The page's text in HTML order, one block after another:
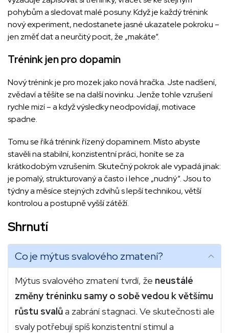
pohybům a sledovat malé posuny. Když je každý trénink
nový experiment, nedostanete jasné ukazatele pokroku –
jen změť dat a neurčitý pocit, že „makáte“.
Trénink jen pro dopamin
Nový trénink je pro mozek jako nová hračka. Jste nadšení,
zvědaví a těšíte se na další novinku. Jenže tohle vzrušení
rychle mizí – a když výsledky neodpovídají, motivace
spadne.
Tomu se říká trénink řízený dopaminem. Místo abyste
stavěli na stabilní, konzistentní práci, honíte se za
krátkodobým vzrušením. Skutečný pokrok ale vypadá jinak:
je pomalý, strukturovaný a často i lehce „nudný“. Jsou to
týdny a měsíce stejných zdvihů s lepší technikou, větší
kontrolou a postupně vyšší zátěží.
Shrnutí
Co je mýtus svalového zmatení?
Mýtus svalového zmatení tvrdí, že neustálé
změny tréninku samy o sobě vedou k většímu
růstu svalůa zabrání stagnaci. Ve skutečnosti ale
svaly potřebují spíš konzistentní stimul a